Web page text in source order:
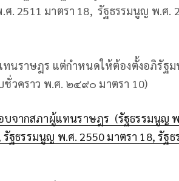
. 2511 มาตรา 18, รัฐธรรมนูญ พ.ศ.
ต้อง
นราษฎร แต่กำหนดให้ต้องตั้งอภิรัฐม
นูญฉบับชั่วคราว พ.ศ. ๒๔
จากสภาผู้แทนราษฎร (รัฐธรรมนูญ พ
ฐธรรมนูญ พ.ศ. 2550 มาตรา 18, รั